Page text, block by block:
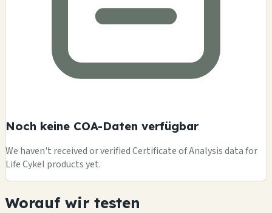
Noch keine COA-Daten verfügbar
We haven't received or verified Certificate of Analysis data for
Life Cykel products yet.
Worauf wir testen